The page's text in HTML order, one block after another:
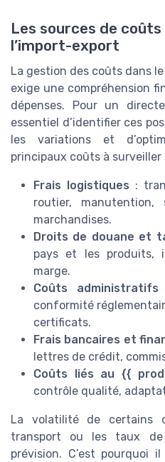
Les sources de
l’import-export
La gestion des coûts dans
exige une compréhension
dépenses. Pour un
essentiel d’identifier ces
les variations et
principaux coûts à surveiller
Frais logistiques :
routier, manutention,
marchandises.
Droits de douane et
pays et les produits,
marge.
Coûts administratifs
conformité
certificats.
Frais bancaires et
lettres de crédit,
Coûts liés au {{
contrôle qualité,
La volatilité de certains
transport ou les taux de
prévision. C’est pourquoi